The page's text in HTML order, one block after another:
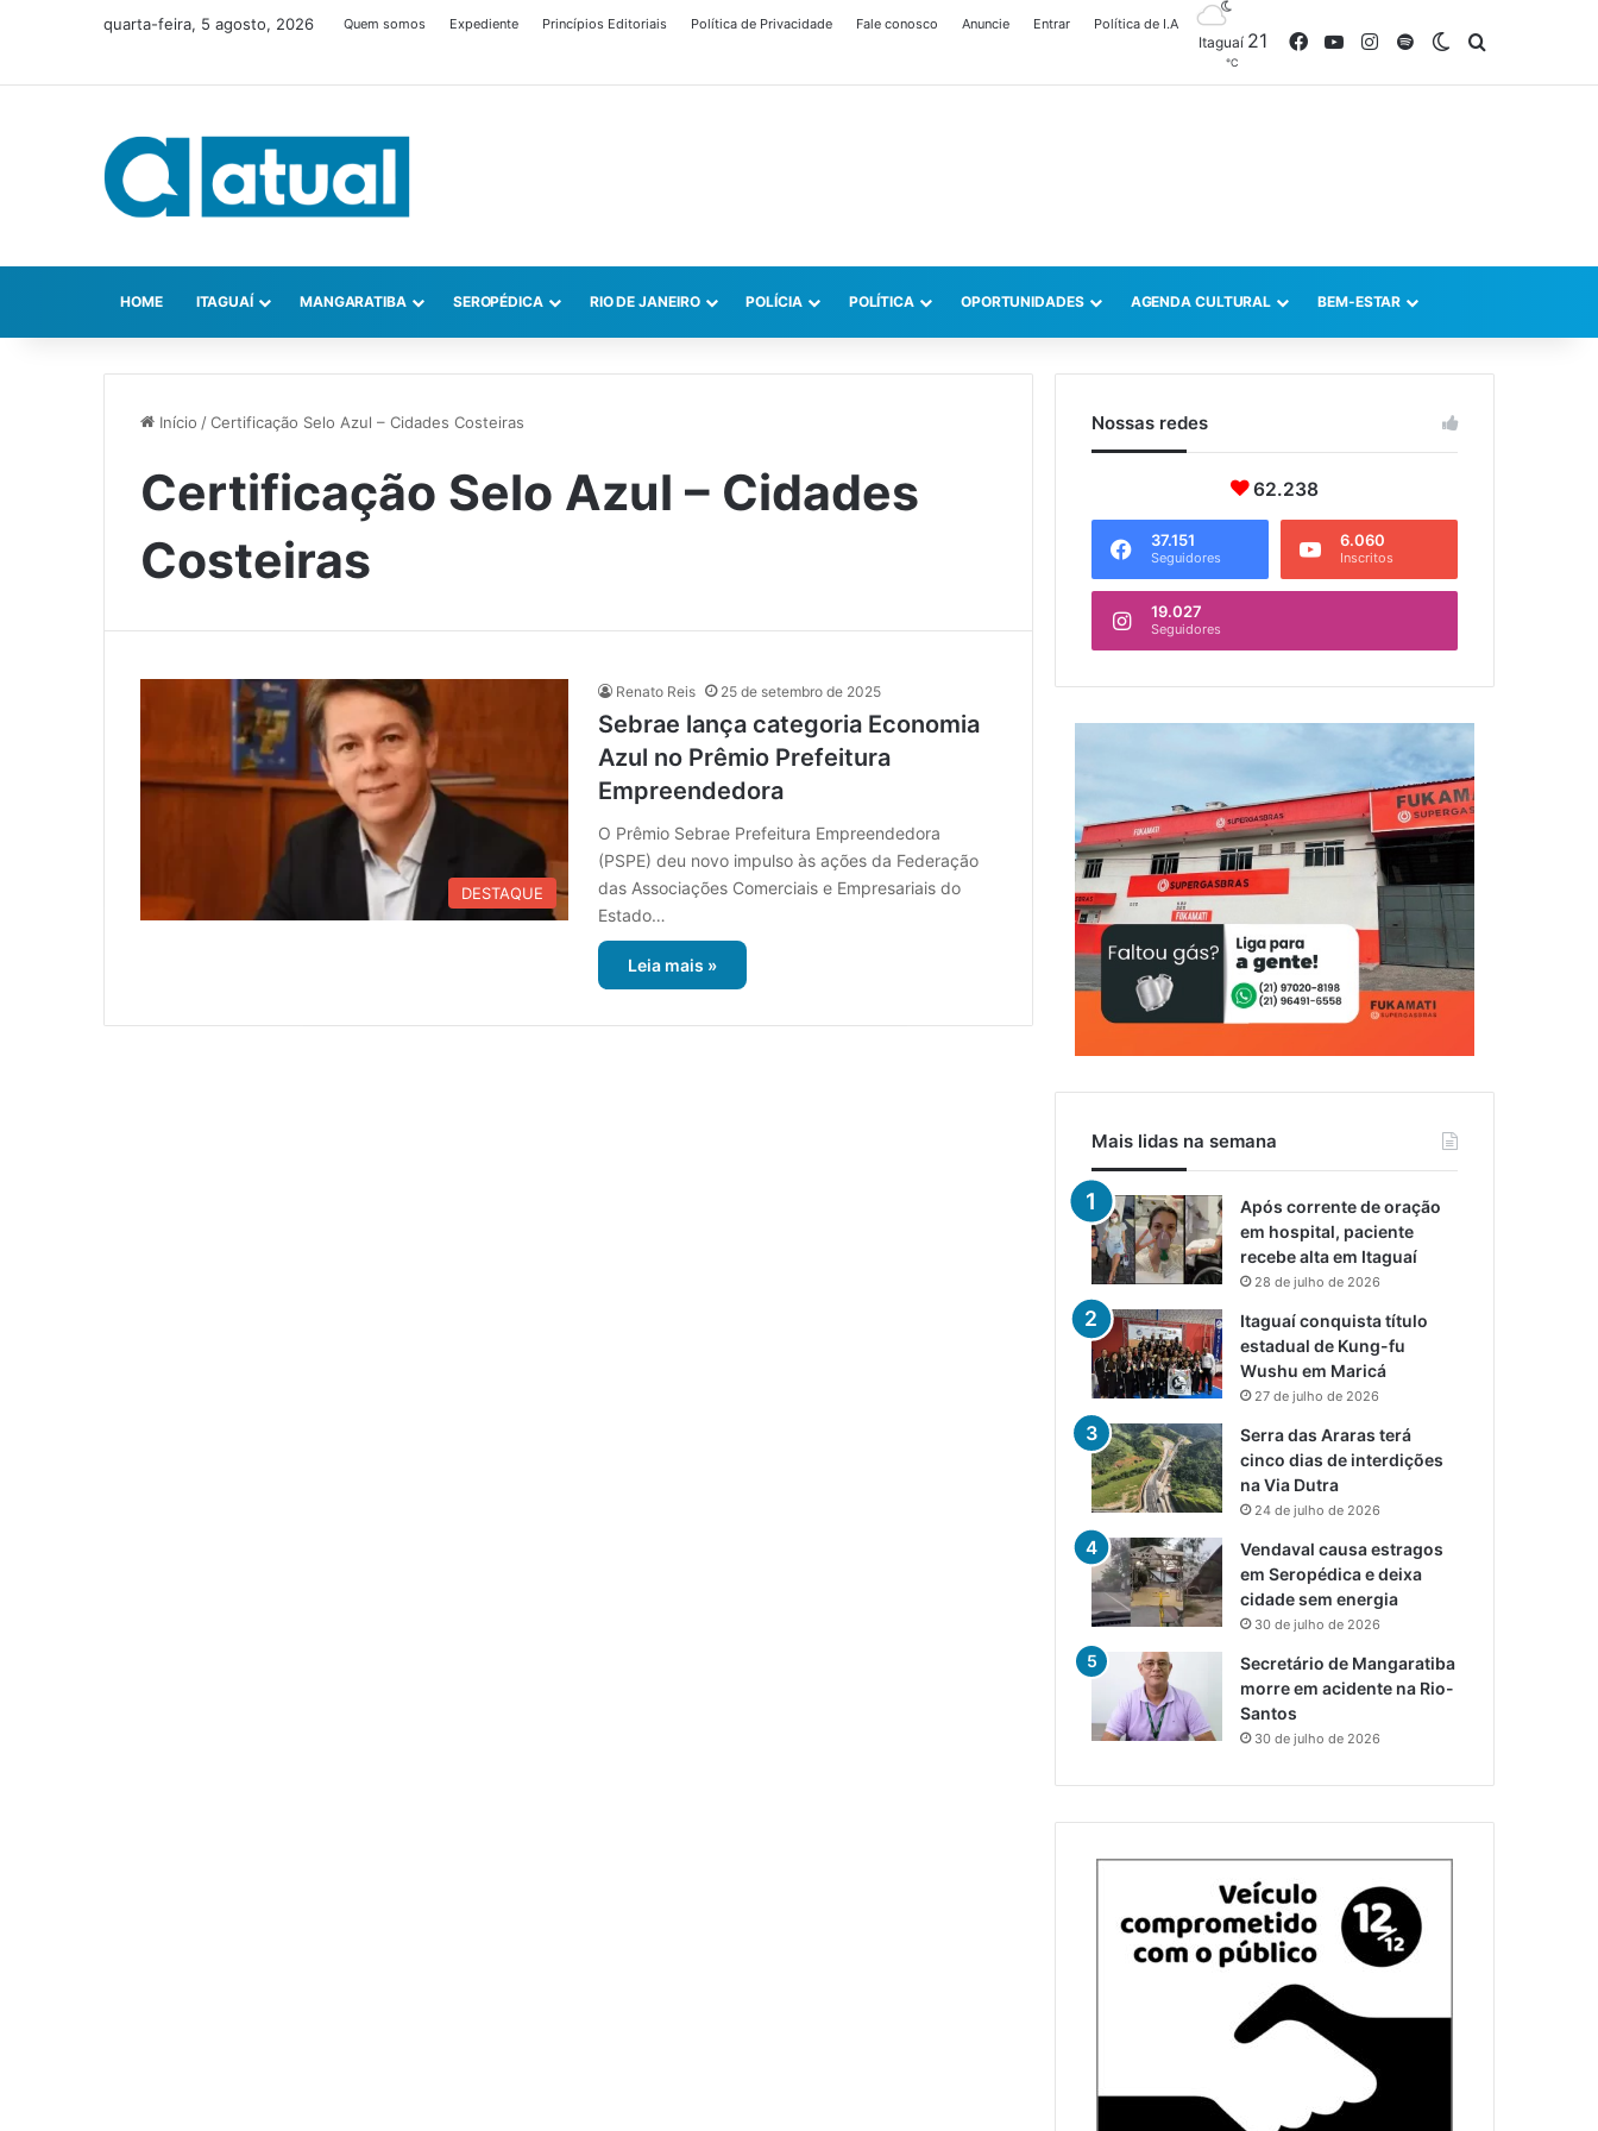
quarta-feira, 5 agosto, 2026 Quem somos Expediente Princípios Editoriais Política de Privacidade Fale conosco Anuncie Entrar Política de I.A
Itaguaí 21
℃
FacebookYouTubeInstagram
SpotifySwitch skin
HOME ITAGUAÍ MANGARATIBA SEROPÉDICA RIO DE JANEIRO POLÍCIA POLÍTICA OPORTUNIDADES AGENDA CULTURAL BEM-ESTAR
Início /Certificação Selo Azul – Cidades Costeiras
Certificação Selo Azul – Cidades
Costeiras
DESTAQUE
Renato Reis 25 de setembro de 2025
Sebrae lança categoria Economia
Azul no Prêmio Prefeitura
Empreendedora
O Prêmio Sebrae Prefeitura Empreendedora
(PSPE) deu novo impulso às ações da Federação
das Associações Comerciais e Empresariais do
Estado…
Leia mais »
Nossas redes
62.238
37.151
Seguidores
6.060
Inscritos
19.027
Seguidores
Mais lidas na semana
Após corrente de oração
em hospital, paciente
recebe alta em Itaguaí
28 de julho de 2026
Itaguaí conquista título
estadual de Kung-fu
Wushu em Maricá
27 de julho de 2026
Serra das Araras terá
cinco dias de interdições
na Via Dutra
24 de julho de 2026
Vendaval causa estragos
em Seropédica e deixa
cidade sem energia
30 de julho de 2026
Secretário de Mangaratiba
morre em acidente na Rio-
Santos
30 de julho de 2026